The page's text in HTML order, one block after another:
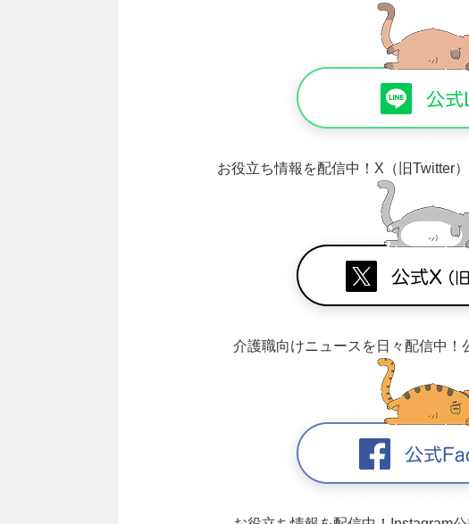
お役立ち情報を配信中！ X（旧Twitter
介護職向けニュースを日々配信中！